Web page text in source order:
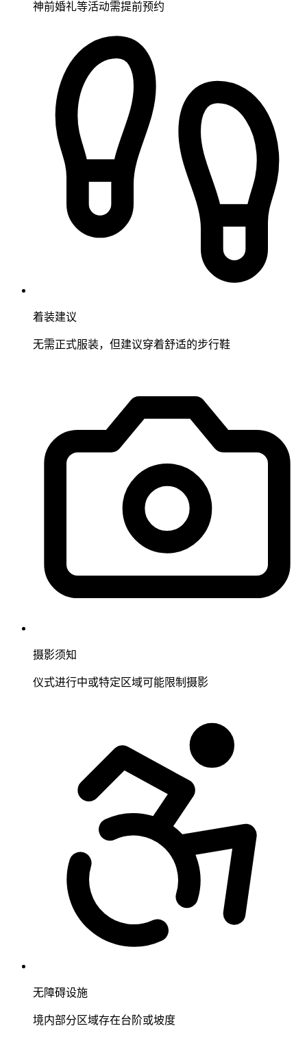
神前婚礼等活动需提前预约
着装建议
无需正式服装，但建议穿着舒适的步行鞋
摄影须知
仪式进行中或特定区域可能限制摄影
无障碍设施
境内部分区域存在台阶或坡度